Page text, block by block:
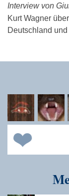
Interview von
Kurt Wagner
Deutschland